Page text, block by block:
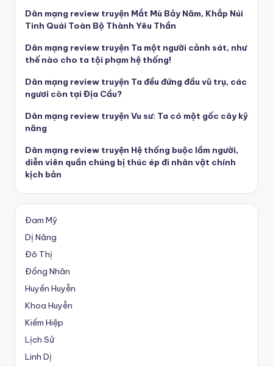
Dân mạng review truyện Mắt Mù Bảy Năm, Khắp Núi
Tinh Quái Toàn Bộ Thành Yêu Thần
Dân mạng review truyện Ta một người cảnh sát, như
thế nào cho ta tội phạm hệ thống!
Dân mạng review truyện Ta đều đứng đầu vũ trụ, các
ngươi còn tại Địa Cầu?
Dân mạng review truyện Vu sư: Ta có một gốc cây kỹ
năng
Dân mạng review truyện Hệ thống buộc lầm người,
diễn viên quần chúng bị thúc ép đi nhân vật chính
kịch bản
Đam Mỹ
Dị Năng
Đô Thị
Đồng Nhân
Huyền Huyễn
Khoa Huyễn
Kiếm Hiệp
Lịch Sử
Linh Dị